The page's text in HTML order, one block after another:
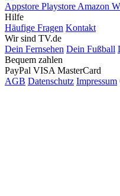
Appstore Playstore Amazon
Hilfe
Häufige Fragen Kontakt
Wir sind TV.de
Dein Fernsehen Dein Fußball
Bequem zahlen
PayPal VISA MasterCard
AGB Datenschutz Impressum